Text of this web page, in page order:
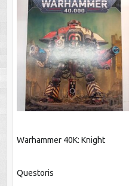
Warhammer 40K: Knight
Questoris